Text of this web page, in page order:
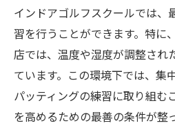
インドアゴルフスクールでは、
習を行うことができます。特に
店では、温度や湿度が調整され
ています。この環境下では、集
パッティングの練習に取り組む
を高めるための最善の条件が整